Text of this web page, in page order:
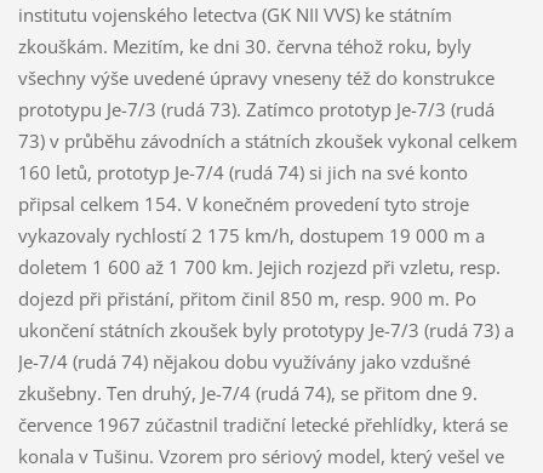
institutu vojenského letectva (GK NII VVS) ke státním
zkouškám. Mezitím, ke dni 30. června téhož roku, byly
všechny výše uvedené úpravy vneseny též do konstrukce
prototypu Je-7/3 (rudá 73). Zatímco prototyp Je-7/3 (rudá
73) v průběhu závodních a státních zkoušek vykonal celkem
160 letů, prototyp Je-7/4 (rudá 74) si jich na své konto
připsal celkem 154. V konečném provedení tyto stroje
vykazovaly rychlostí 2 175 km/h, dostupem 19 000 m a
doletem 1 600 až 1 700 km. Jejich rozjezd při vzletu, resp.
dojezd při přistání, přitom činil 850 m, resp. 900 m. Po
ukončení státních zkoušek byly prototypy Je-7/3 (rudá 73) a
Je-7/4 (rudá 74) nějakou dobu využívány jako vzdušné
zkušebny. Ten druhý, Je-7/4 (rudá 74), se přitom dne 9.
července 1967 zúčastnil tradiční letecké přehlídky, která se
konala v Tušinu. Vzorem pro sériový model, který vešel ve